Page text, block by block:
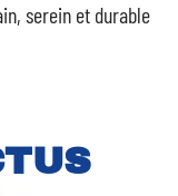
serein et durable